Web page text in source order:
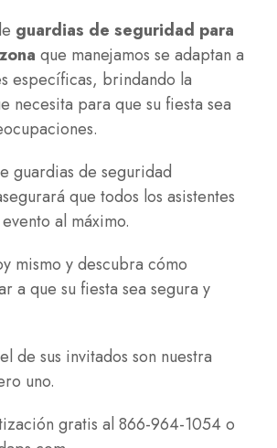
guardias de seguridad para
que manejamos se adaptan a
específicas, brindando la
necesita para que su fiesta sea
guardias de seguridad
que todos los asistentes
al máximo.
mismo y descubra cómo
a que su fiesta sea segura y
de sus invitados son nuestra
uno.
gratis al 866-964-1054 o